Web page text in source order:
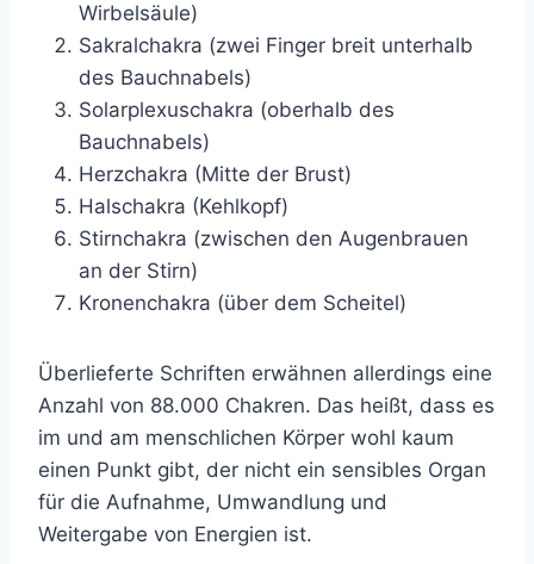
Wirbelsäule)
Sakralchakra (zwei Finger breit unterhalb
des Bauchnabels)
Solarplexuschakra (oberhalb des
Bauchnabels)
Herzchakra (Mitte der Brust)
Halschakra (Kehlkopf)
Stirnchakra (zwischen den Augenbrauen
an der Stirn)
Kronenchakra (über dem Scheitel)
Überlieferte Schriften erwähnen allerdings eine
Anzahl von 88.000 Chakren. Das heißt, dass es
im und am menschlichen Körper wohl kaum
einen Punkt gibt, der nicht ein sensibles Organ
für die Aufnahme, Umwandlung und
Weitergabe von Energien ist.